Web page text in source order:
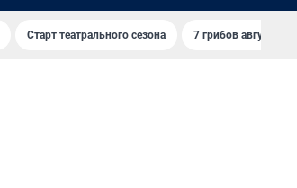
Старт театрального сезона 7 грибов августа